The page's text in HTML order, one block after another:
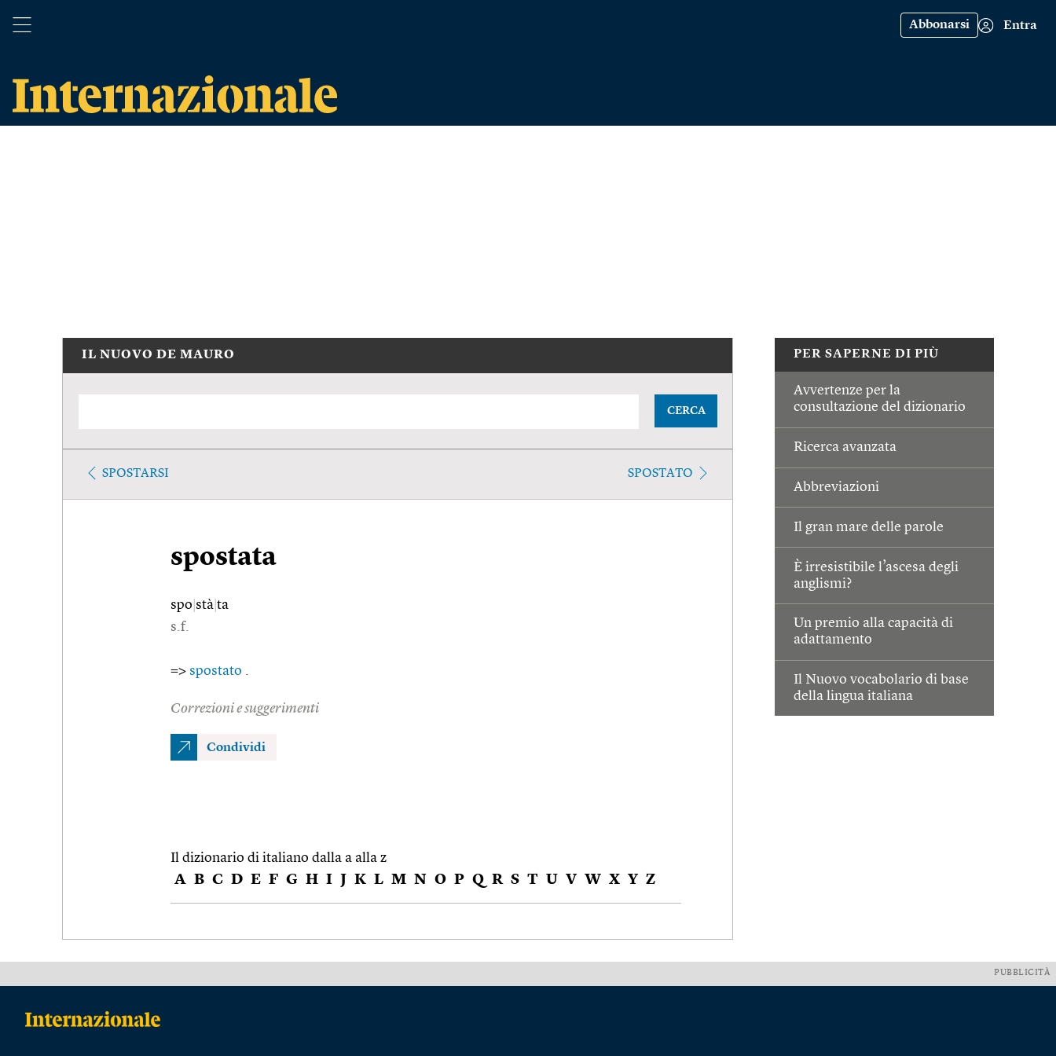
Abbonarsi Entra
PER SAPERNE DI PIÙ
Avvertenze per la
consultazione del dizionario
Ricerca avanzata
Abbreviazioni
Il gran mare delle parole
È irresistibile l’ascesa degli
anglismi?
Un premio alla capacità di
adattamento
Il Nuovo vocabolario di base
della lingua italiana
IL NUOVO DE MAURO
CERCA
SPOSTARSI SPOSTATO
spostata
spo stà ta
s.f.
=> spostato .
Correzioni e suggerimenti
Condividi
Il dizionario di italiano dalla a alla z
A B C D E F G H I J K L M N O P Q R S T U V W X Y Z
PUBBLICITÀ